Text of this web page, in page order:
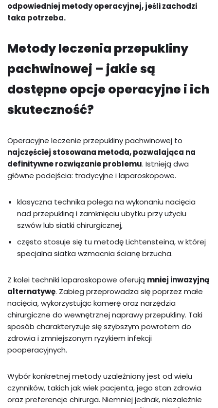
odpowiedniej metody operacyjnej, jeśli zachodzi
taka potrzeba.
Metody leczenia przepukliny
pachwinowej – jakie są
dostępne opcje operacyjne i ich
skuteczność?
Operacyjne leczenie przepukliny pachwinowej to
najczęściej stosowana metoda, pozwalająca na
definitywne rozwiązanie problemu. Istnieją dwa
główne podejścia: tradycyjne i laparoskopowe.
klasyczna technika polega na wykonaniu nacięcia
nad przepukliną i zamknięciu ubytku przy użyciu
szwów lub siatki chirurgicznej,
często stosuje się tu metodę Lichtensteina, w której
specjalna siatka wzmacnia ścianę brzucha.
Z kolei techniki laparoskopowe oferują mniej inwazyjną
alternatywę. Zabieg przeprowadza się poprzez małe
nacięcia, wykorzystując kamerę oraz narzędzia
chirurgiczne do wewnętrznej naprawy przepukliny. Taki
sposób charakteryzuje się szybszym powrotem do
zdrowia i zmniejszonym ryzykiem infekcji
pooperacyjnych.
Wybór konkretnej metody uzależniony jest od wielu
czynników, takich jak wiek pacjenta, jego stan zdrowia
oraz preferencje chirurga. Niemniej jednak, niezależnie